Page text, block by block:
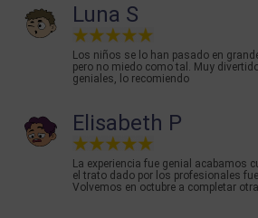
Luna S
Los niños se lo han pasado en
pero no miedo como tal. Muy
geniales, lo recomiendo
Elisabeth P
La experiencia fue genial acabamos
el trato dado por los profesionales
Volvemos en octubre a completar